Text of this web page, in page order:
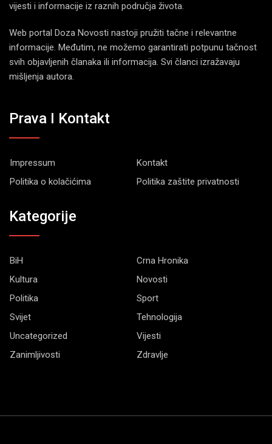
vijesti i informacije iz raznih područja života.
Web portal Doza Novosti nastoji pružiti tačne i relevantne
informacije. Međutim, ne možemo garantirati potpunu tačnost
svih objavljenih članaka ili informacija. Svi članci izražavaju
mišljenja autora.
Prava I Kontakt
Impressum
Kontakt
Politika o kolačićima
Politika zaštite privatnosti
Kategorije
BiH
Crna Hronika
Kultura
Novosti
Politika
Sport
Svijet
Tehnologija
Uncategorized
Vijesti
Zanimljivosti
Zdravlje